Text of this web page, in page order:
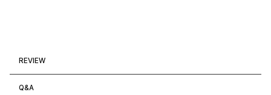
REVIEW
Q&A